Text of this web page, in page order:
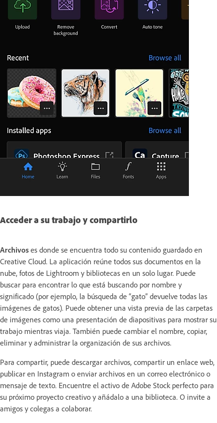
Acceder a su trabajo y compartirlo
Archivos es donde se encuentra todo su contenido guardado en
Creative Cloud. La aplicación reúne todos sus documentos en la
nube, fotos de Lightroom y bibliotecas en un solo lugar. Puede
buscar para encontrar lo que está buscando por nombre y
significado (por ejemplo, la búsqueda de “gato” devuelve todas las
imágenes de gatos). Puede obtener una vista previa de las carpetas
de imágenes como una presentación de diapositivas para mostrar su
trabajo mientras viaja. También puede cambiar el nombre, copiar,
eliminar y administrar la organización de sus archivos.
Para compartir, puede descargar archivos, compartir un enlace web,
publicar en Instagram o enviar archivos en un correo electrónico o
mensaje de texto. Encuentre el activo de Adobe Stock perfecto para
su próximo proyecto creativo y añádalo a una biblioteca. O invite a
amigos y colegas a colaborar.